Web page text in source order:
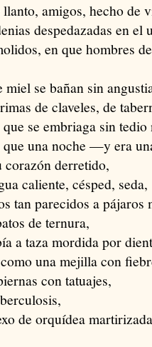
llanto, amigos, hecho de
despedazadas en el
en que hombres
miel se bañan sin
de claveles, de
se embriaga sin
que una noche —y era
corazón derretido,
caliente, césped, seda,
tan parecidos a pájaros
de ternura,
a taza mordida por
una mejilla con
con tatuajes,
de orquídea